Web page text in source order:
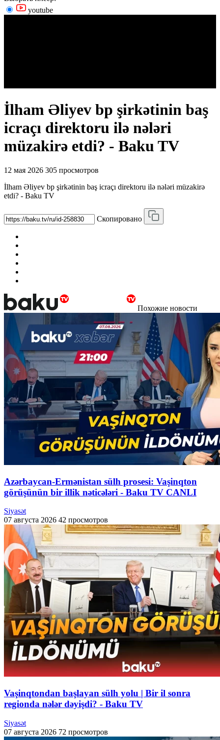
youtube
İlham Əliyev bp şirkətinin baş
icraçı direktoru ilə nələri
müzakirə etdi? - Baku TV
12 мая 2026 305 просмотров
İlham Əliyev bp şirkətinin baş icraçı direktoru ilə nələri müzakirə
etdi? - Baku TV
Скопировано
Похожие новости
Azərbaycan-Ermənistan sülh prosesi: Vaşinqton
görüşünün bir illik nəticələri - Baku TV CANLI
Siyasət
07 августа 2026 42 просмотров
Vaşinqtondan başlayan sülh yolu | Bir il sonra
regionda nələr dəyişdi? - Baku TV
Siyasət
07 августа 2026 72 просмотров